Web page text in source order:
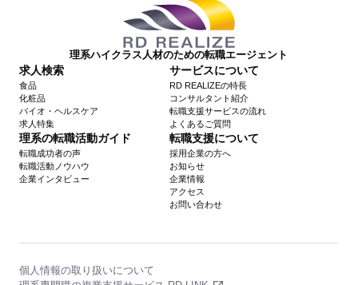
理系ハイクラス人材のための転職エージェント
求人検索
食品
化粧品
バイオ・ヘルスケア
求人特集
サービスについて
RD REALIZEの特長
コンサルタント紹介
転職支援サービスの流れ
よくあるご質問
理系の転職活動ガイド
転職成功者の声
転職活動ノウハウ
企業インタビュー
転職支援について
採用企業の方へ
お知らせ
企業情報
アクセス
お問い合わせ
個人情報の取り扱いについて